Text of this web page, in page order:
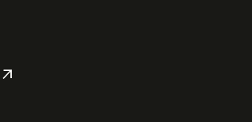
arrow_outward